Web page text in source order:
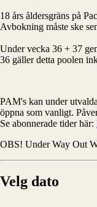
18 års åldersgräns på
Avbokning måste ske
Under vecka 36 + 37
36 gäller detta poolen
PAM's kan under
öppna som vanligt.
Se abonnerade tider här:
OBS! Under Way Out
Velg dato